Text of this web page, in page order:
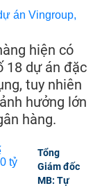
hiện có
18 dự án đặc
tuy nhiên
hưởng lớn
hàng.
Tổng
Giám đốc
MB: Tự